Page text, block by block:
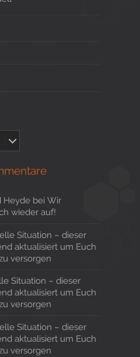
Heydebei Wir
wieder auf!
Situation – dieser
aktualisiert um Euch
versorgen
Situation – dieser
aktualisiert um Euch
versorgen
Situation – dieser
aktualisiert um Euch
versorgen